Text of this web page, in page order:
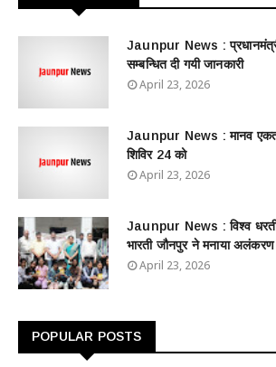
Jaunpur News : ​प्रधानमंत्री
सम्बन्धित दी गयी जानकारी
April 23, 2026
Jaunpur News : ​मानव
शिविर 24 को
April 23, 2026
Jaunpur News : विश्व
भारती जौनपुर ने मनाया
April 23, 2026
POPULAR POSTS